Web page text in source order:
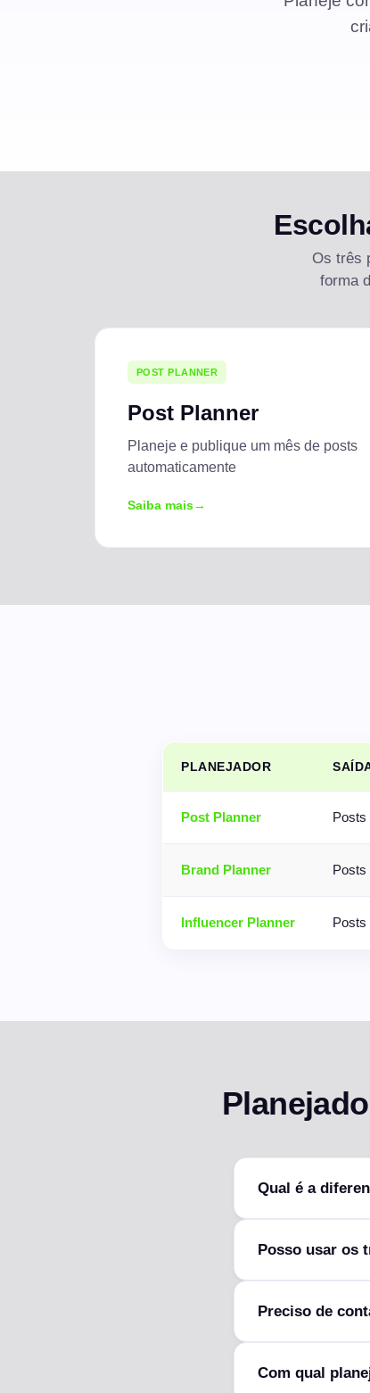
Os três
forma
POST PLANNER
Post Planner
Planeje e publique um mês de posts
automaticamente
Saiba mais
PLANEJADOR
Post Planner Posts
Brand Planner Posts
Influencer Planner Posts
Qual é a
Posso usar os
Preciso de
Com qual